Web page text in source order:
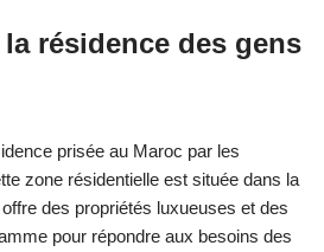
résidence des gens
prisée au Maroc par les
zone résidentielle est située dans la
des propriétés luxueuses et des
pour répondre aux besoins des